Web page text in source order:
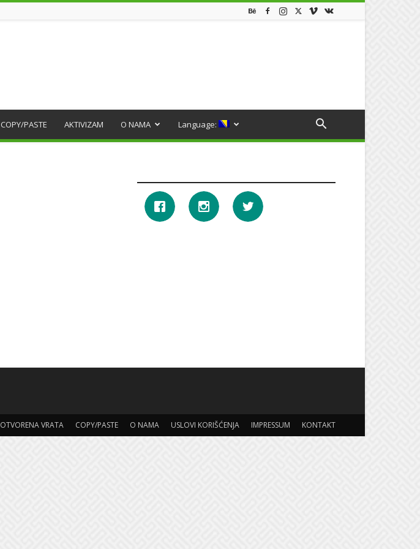
COPY/PASTE AKTIVIZAM O NAMA Language:
OTVORENA VRATA COPY/PASTE O NAMA USLOVI KORIŠĆENJA IMPRESSUM KONTAKT